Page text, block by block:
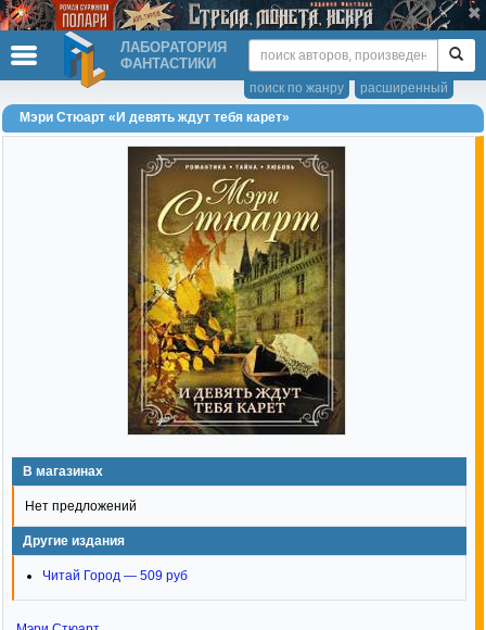
ЛАБОРАТОРИЯ
ФАНТАСТИКИ
расширенный
поиск по жанру
Мэри Стюарт «И девять ждут тебя карет»
В магазинах
Нет предложений
Другие издания
Читай Город — 509 руб